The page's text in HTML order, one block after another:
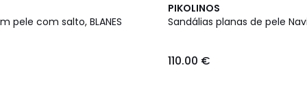
pele com salto, BLANES
PIKOLINOS
Sandálias planas de pele
110.00 €
5
/